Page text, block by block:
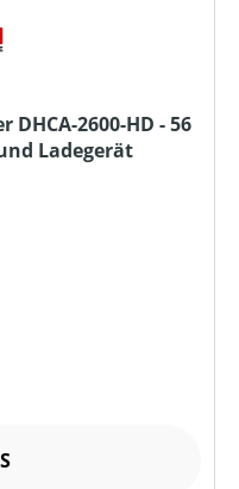
2600-HD - 56
Ladegerät